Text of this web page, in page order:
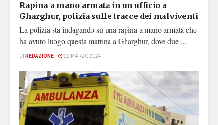
Rapina a mano armata in un ufficio a
Gharghur, polizia sulle tracce dei malviventi
La polizia sta indagando su una rapina a mano armata che
ha avuto luogo questa mattina a Gharghur, dove due ...
DI REDAZIONE 22 MARZO 2024